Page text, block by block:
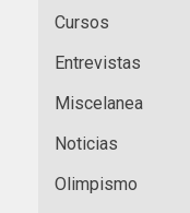
Cursos
Entrevistas
Miscelanea
Noticias
Olimpismo